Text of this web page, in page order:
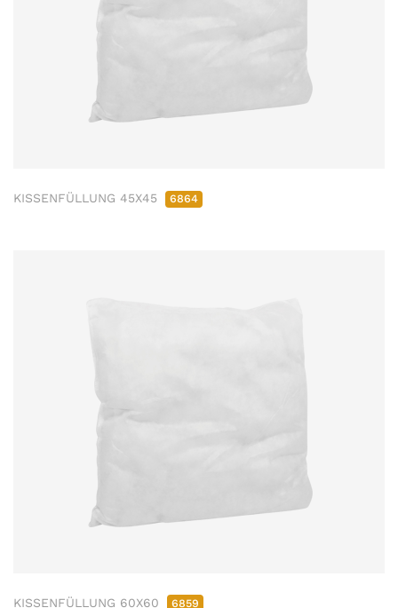
KISSENFÜLLUNG 45X45 6864
KISSENFÜLLUNG 60X60 6859